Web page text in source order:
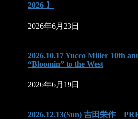
2026 】
2026年6月23日
2026.10.17 Yucco Miller 10th
“Bloomin” to the West
2026年6月19日
2026.12.13(Sun) 吉田栄作